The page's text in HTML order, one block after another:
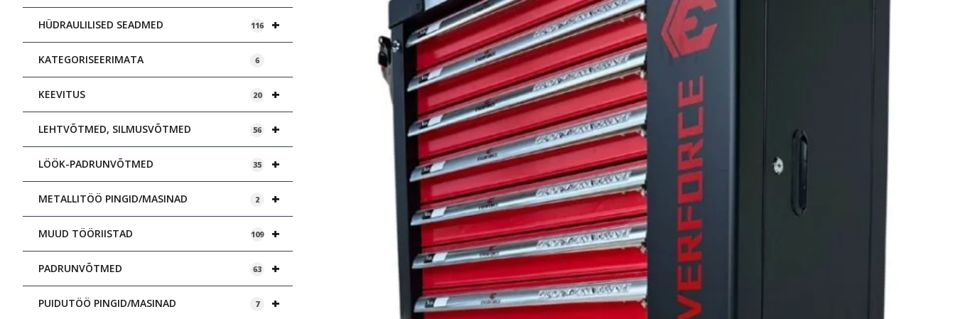
+
HÜDRAULILISED SEADMED 116
KATEGORISEERIMATA 6
+
KEEVITUS 20
+
LEHTVÕTMED, SILMUSVÕTMED 56
+
LÖÖK-PADRUNVÕTMED 35
+
METALLITÖÖ PINGID/MASINAD 2
+
MUUD TÖÖRIISTAD 109
+
PADRUNVÕTMED 63
+
PUIDUTÖÖ PINGID/MASINAD 7